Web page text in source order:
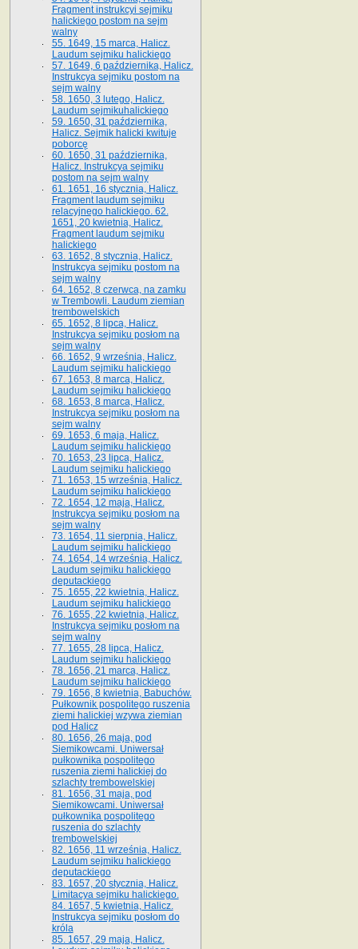
Fragment instrukcyi sejmiku
halickiego postom na sejm
walny
55. 1649, 15 marca, Halicz.
Laudum sejmiku halickiego
57. 1649, 6 października, Halicz.
Instrukcya sejmiku postom na
sejm walny
58. 1650, 3 lutego, Halicz.
Laudum sejmikuhalickiego
59. 1650, 31 października,
Halicz. Sejmik halicki kwituje
poborcę
60. 1650, 31 października,
Halicz. Instrukcya sejmiku
postom na sejm walny
61. 1651, 16 stycznia, Halicz.
Fragment laudum sejmiku
relacyjnego halickiego. 62.
1651, 20 kwietnia, Halicz.
Fragment laudum sejmiku
halickiego
63. 1652, 8 stycznia, Halicz.
Instrukcya sejmiku postom na
sejm walny
64. 1652, 8 czerwca, na zamku
w Trembowli. Laudum ziemian
trembowelskich
65. 1652, 8 lipca, Halicz.
Instrukcya sejmiku posłom na
sejm walny
66. 1652, 9 września, Halicz.
Laudum sejmiku halickiego
67. 1653, 8 marca, Halicz.
Laudum sejmiku halickiego
68. 1653, 8 marca, Halicz.
Instrukcya sejmiku posłom na
sejm walny
69. 1653, 6 maja, Halicz.
Laudum sejmiku halickiego
70. 1653, 23 lipca, Halicz.
Laudum sejmiku halickiego
71. 1653, 15 września, Halicz.
Laudum sejmiku halickiego
72. 1654, 12 maja, Halicz.
Instrukcya sejmiku posłom na
sejm walny
73. 1654, 11 sierpnia, Halicz.
Laudum sejmiku halickiego
74. 1654, 14 września, Halicz.
Laudum sejmiku halickiego
deputackiego
75. 1655, 22 kwietnia, Halicz.
Laudum sejmiku halickiego
76. 1655, 22 kwietnia, Halicz.
Instrukcya sejmiku posłom na
sejm walny
77. 1655, 28 lipca, Halicz.
Laudum sejmiku halickiego
78. 1656, 21 marca, Halicz.
Laudum sejmiku halickiego
79. 1656, 8 kwietnia, Babuchów.
Pułkownik pospolitego ruszenia
ziemi halickiej wzywa ziemian
pod Halicz
80. 1656, 26 maja, pod
Siemikowcami. Uniwersał
pułkownika pospolitego
ruszenia ziemi halickiej do
szlachty trembowelskiej
81. 1656, 31 maja, pod
Siemikowcami. Uniwersał
pułkownika pospolitego
ruszenia do szlachty
trembowelskiej
82. 1656, 11 września, Halicz.
Laudum sejmiku halickiego
deputackiego
83. 1657, 20 stycznia, Halicz.
Limitacya sejmiku halickiego.
84. 1657, 5 kwietnia, Halicz.
Instrukcya sejmiku posłom do
króla
85. 1657, 29 maja, Halicz.